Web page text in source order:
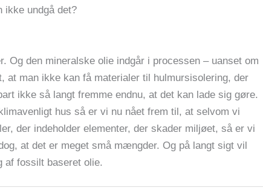
ikke undgå det?
den mineralske olie indgår i processen – uanset om
at man ikke kan få materialer til hulmursisolering, der
ikke så langt fremme endnu, at det kan lade sig gøre.
hus så er vi nu nået frem til, at selvom vi
der indeholder elementer, der skader miljøet, så er vi
at det er meget små mængder. Og på langt sigt vil
af fossilt baseret olie.